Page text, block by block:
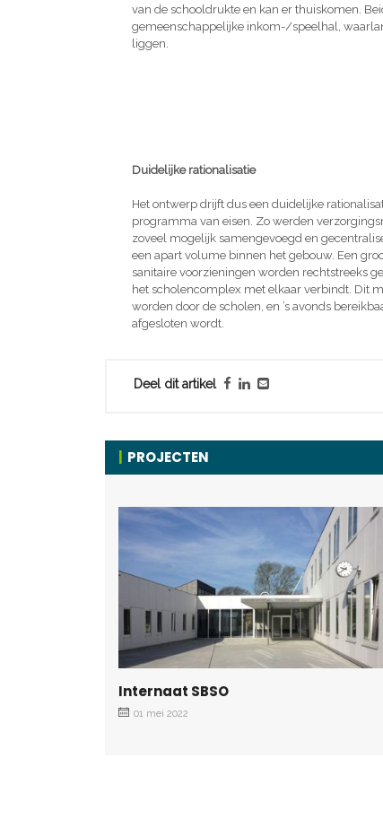
van de schooldrukte en kan er thuiskomen.
gemeenschappelijke inkom-/speelhal,
liggen.
Duidelijke rationalisatie
Het ontwerp drijft dus een duidelijke
programma van eisen. Zo werden
zoveel mogelijk samengevoegd en
een apart volume binnen het gebouw. Een
sanitaire voorzieningen worden rechtstreeks
het scholencomplex met elkaar verbindt. Dit
worden door de scholen, en ’s avonds
afgesloten wordt.
Deel dit artikel
PROJECTEN
Internaat SBSO
01 mei 2022